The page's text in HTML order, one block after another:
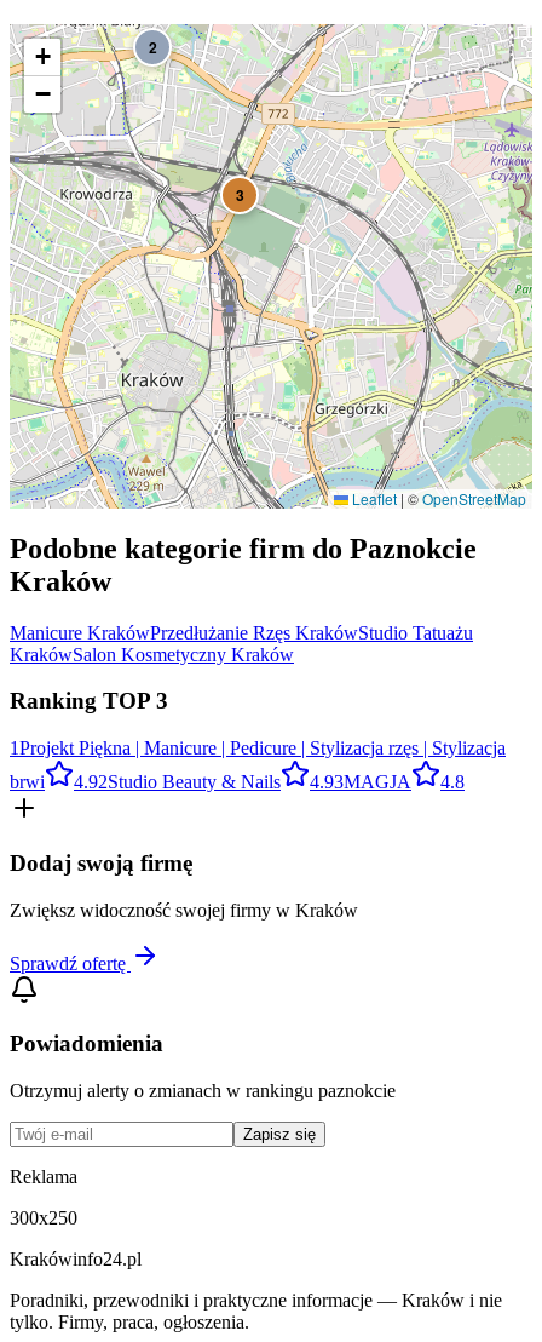
1
2
3
+
−
Leaflet | ©OpenStreetMap
Podobne kategorie firm do Paznokcie
Kraków
Manicure KrakówPrzedłużanie Rzęs KrakówStudio Tatuażu
KrakówSalon Kosmetyczny Kraków
Ranking TOP 3
1Projekt Piękna | Manicure | Pedicure | Stylizacja rzęs | Stylizacja
brwi
4.92Studio Beauty & Nails 4.93MAGJA 4.8
Dodaj swoją firmę
Zwiększ widoczność swojej firmy w Kraków
Sprawdź ofertę
Powiadomienia
Otrzymuj alerty o zmianach w rankingu paznokcie
Zapisz się
Reklama
300x250
Krakówinfo24.pl
Poradniki, przewodniki i praktyczne informacje — Kraków i nie
tylko. Firmy, praca, ogłoszenia.